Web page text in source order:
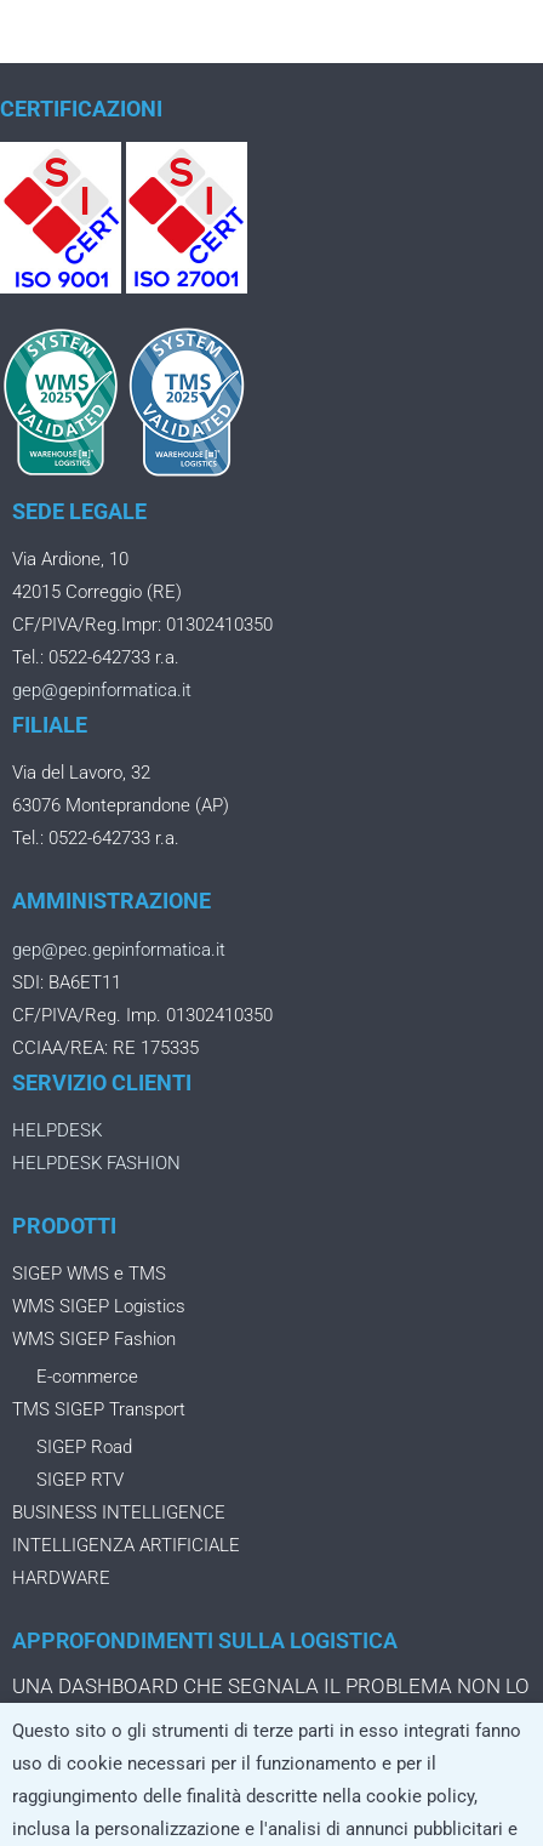
CERTIFICAZIONI
SEDE LEGALE
Via Ardione, 10
42015 Correggio (RE)
CF/PIVA/Reg.Impr: 01302410350
Tel.: 0522-642733 r.a.
gep@gepinformatica.it
FILIALE
Via del Lavoro, 32
63076 Monteprandone (AP)
Tel.: 0522-642733 r.a.
AMMINISTRAZIONE
gep@pec.gepinformatica.it
SDI: BA6ET11
CF/PIVA/Reg. Imp. 01302410350
CCIAA/REA: RE 175335
SERVIZIO CLIENTI
HELPDESK
HELPDESK FASHION
PRODOTTI
SIGEP WMS e TMS
WMS SIGEP Logistics
WMS SIGEP Fashion
E-commerce
TMS SIGEP Transport
SIGEP Road
SIGEP RTV
BUSINESS INTELLIGENCE
INTELLIGENZA ARTIFICIALE
HARDWARE
APPROFONDIMENTI SULLA LOGISTICA
UNA DASHBOARD CHE SEGNALA IL PROBLEMA NON LO
IL PACCO DA TRE EURO CHE CAMBIA LA LOGISTICA
DELL’ECOMMERCE
LA LOGISTICA CRESCE SOLO SE I SISTEMI REGGONO
Questo sito o gli strumenti di terze parti in esso integrati fanno
uso di cookie necessari per il funzionamento e per il
raggiungimento delle finalità descritte nella cookie policy,
inclusa la personalizzazione e l'analisi di annunci pubblicitari e